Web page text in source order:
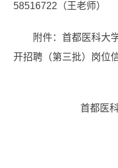
58516722（王老师）
附件：首都医科大
开招聘（第三批）岗位
首都医科大